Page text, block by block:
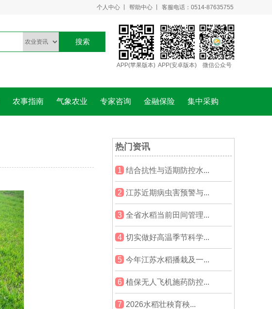
个人中心 帮助中心 客服电话：0514-87635755
搜索
APP(苹果版本) APP(安卓版本) 微信公众号
农事指南 气象农业 专家咨询 金融保险 集中采购
热门资讯
1 结合抗性与适期防控水...
2 江苏近期病虫害预警与...
3 全省水稻当前田间管理...
4 切实做好高温季节科学...
5 今年江苏水稻播栽及一...
6 植保无人飞机施药防控...
7 2026水稻壮秧育秧...